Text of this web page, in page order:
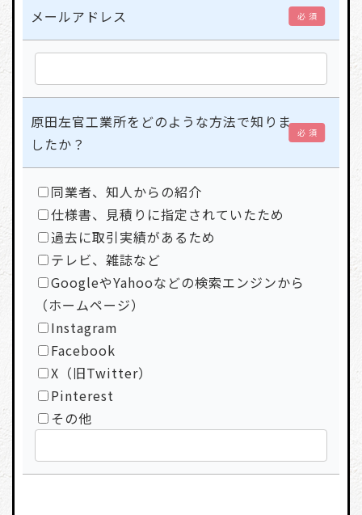
メールアドレス 必 須
原田左官工業所をどのような方法で知りま
したか？
必 須
同業者、知人からの紹介
仕様書、見積りに指定されていたため
過去に取引実績があるため
テレビ、雑誌など
GoogleやYahooなどの検索エンジンから
（ホームページ）
Instagram
Facebook
X（旧Twitter）
Pinterest
その他